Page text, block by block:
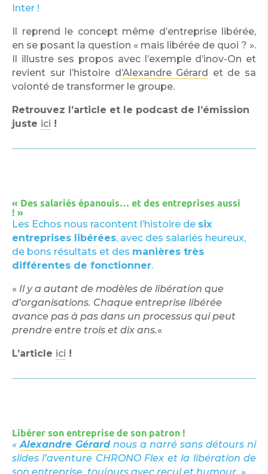
Inter !
Il reprend le concept même d’entreprise libérée,
en se posant la question « mais libérée de quoi ? ».
Il illustre ses propos avec l’exemple d’inov-On et
revient sur l’histoire d’Alexandre Gérard
et de sa
volonté de transformer le groupe.
Retrouvez l’article et le podcast de l’émission
juste ici !
« Des salariés épanouis… et des entreprises aussi
! »
Les Echos nous racontent l’histoire de six
entreprises libérées, avec des salariés heureux,
de bons résultats et des manières très
différentes de fonctionner.
« Il y a autant de modèles de libération que
d’organisations. Chaque entreprise libérée
avance pas à pas dans un processus qui peut
prendre entre trois et dix ans.«
L’article ici !
Libérer son entreprise de son patron !
«Alexandre Gérardnous a narré sans détours ni
slides l’aventure CHRONO Flex et la libération de